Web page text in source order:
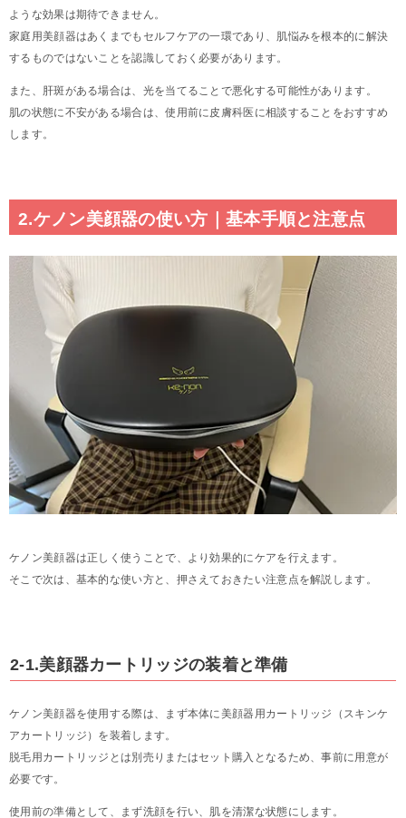
ような効果は期待できません。
家庭用美顔器はあくまでもセルフケアの一環であり、肌悩みを根本的に解決
するものではないことを認識しておく必要があります。
また、肝斑がある場合は、光を当てることで悪化する可能性があります。
肌の状態に不安がある場合は、使用前に皮膚科医に相談することをおすすめ
します。
2.ケノン美顔器の使い方｜基本手順と注意点
ケノン美顔器は正しく使うことで、より効果的にケアを行えます。
そこで次は、基本的な使い方と、押さえておきたい注意点を解説します。
2-1.美顔器カートリッジの装着と準備
ケノン美顔器を使用する際は、まず本体に美顔器用カートリッジ（スキンケ
アカートリッジ）を装着します。
脱毛用カートリッジとは別売りまたはセット購入となるため、事前に用意が
必要です。
使用前の準備として、まず洗顔を行い、肌を清潔な状態にします。